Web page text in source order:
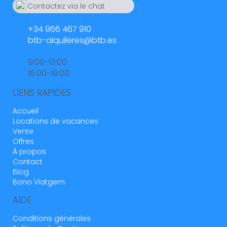
Contactez via le chat
Whatsapp
+34 966 467 910
btb-alquileres@btb.es
9:00-13:00
16:00-19:00
LIENS RAPIDES
Accueil
Locations de vacances
Vente
Offres
À propos
Contact
Blog
Bono Viatgem
AIDE
Conditions générales